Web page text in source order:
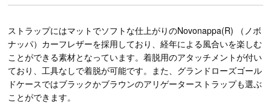
ストラップにはマットでソフトな仕上がりのNovonappa(R) （ノボ
ナッパ）カーフレザーを採用しており、経年による風合いを楽しむ
ことができる素材となっています。着脱用のアタッチメントが付い
ており、工具なしで着脱が可能です。また、グランドローズゴール
ドケースではブラックかブラウンのアリゲーターストラップも選ぶ
ことができます。